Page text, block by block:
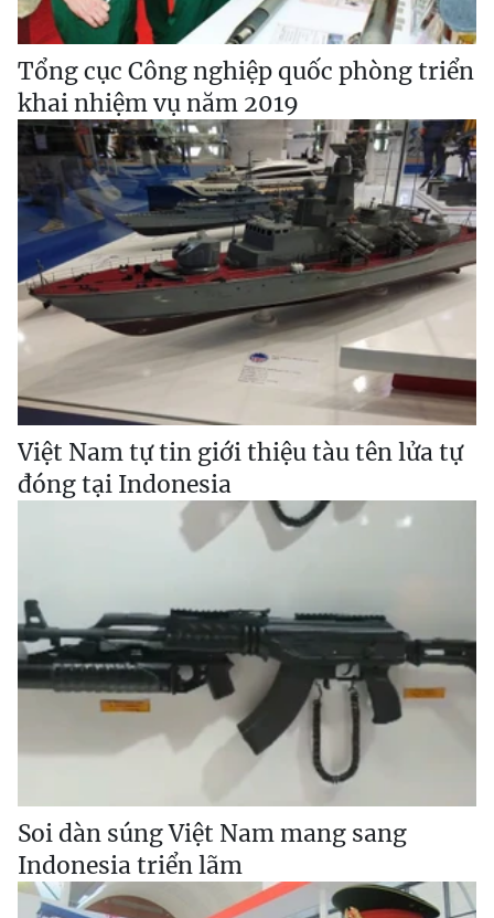
Tổng cục Công nghiệp quốc phòng triển
khai nhiệm vụ năm 2019
Việt Nam tự tin giới thiệu tàu tên lửa tự
đóng tại Indonesia
Soi dàn súng Việt Nam mang sang
Indonesia triển lãm